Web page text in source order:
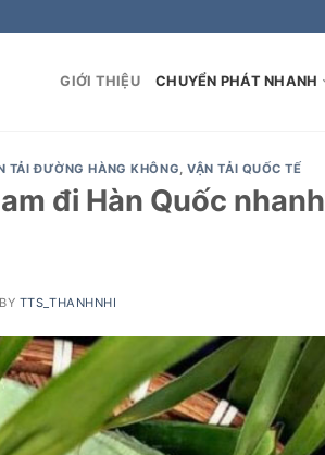
GIỚI THIỆU CHUYỂN PHÁT NHANH
TẢI ĐƯỜNG HÀNG KHÔNG,VẬN TẢI QUỐC TẾ
đi Hàn Quốc nhanh
BY TTS_THANHNHI